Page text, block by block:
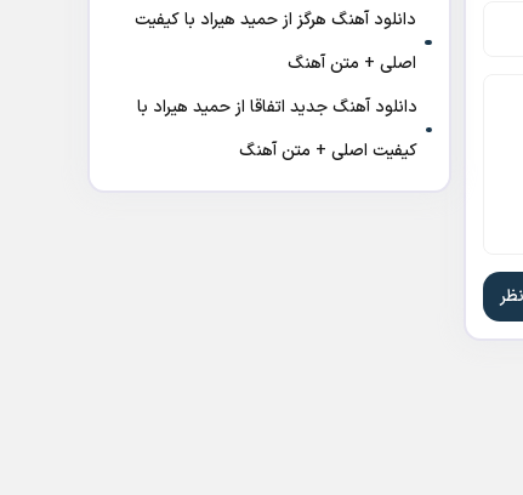
دانلود آهنگ هرگز از حمید هیراد با کیفیت
اصلی + متن آهنگ
دانلود آهنگ جدید اتفاقا از حمید هیراد با
کیفیت اصلی + متن آهنگ